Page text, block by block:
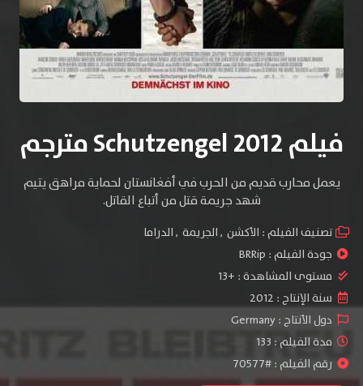
فيلم Schutzengel 2012 مترجم
يعمل محارب قديم من الحرب في أفغانستان لحماية مراهق يتيم
شهد جريمة قتل من أتباع القاتل.
تصنيف الفيلم : الأكشن ,الجريمة ,الدراما
جودة الفيلم : BRRip
مستوى المشاهدة : +13
سنة الإنتاج : 2012
دول الأنتاج :Germany
مدة الفيلم : 133
رقم الفيلم : #70577